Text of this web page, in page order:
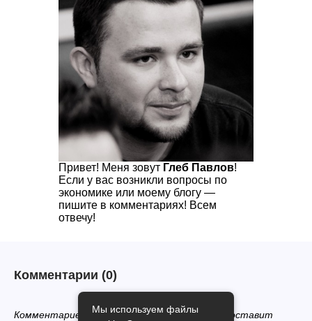
Привет! Меня зовут Глеб Павлов!
Если у вас возникли вопросы по
экономике или моему блогу —
пишите в комментариях! Всем
отвечу!
Комментарии (0)
Комментариев нет, будьте первым кто его оставит
Мы используем файлы